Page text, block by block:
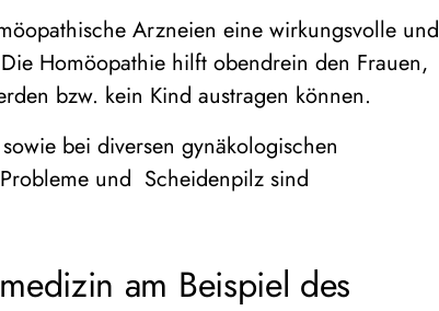
Arzneien eine wirkungsvolle und
Homöopathie hilft obendrein den Frauen,
bzw. kein Kind austragen können.
bei diversen gynäkologischen
und Scheidenpilz sind
am Beispiel des